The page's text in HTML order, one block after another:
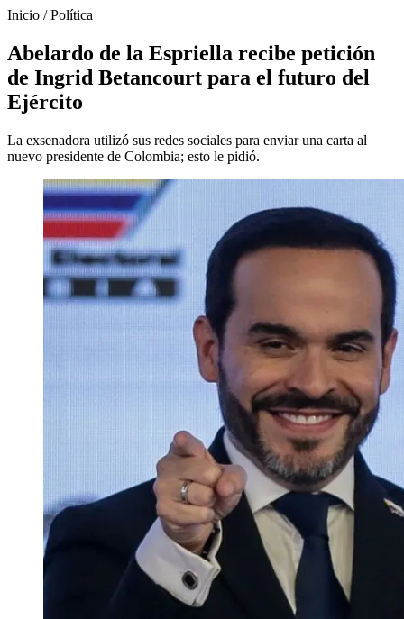
Inicio /Política
Abelardo de la Espriella recibe petición
de Ingrid Betancourt para el futuro del
Ejército
La exsenadora utilizó sus redes sociales para enviar una carta al
nuevo presidente de Colombia; esto le pidió.